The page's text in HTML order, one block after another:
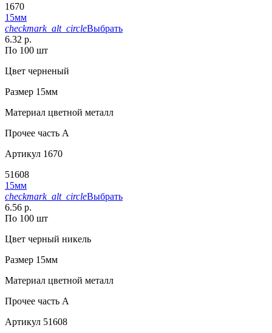
1670
15мм
checkmark_alt_circleВыбрать
6.32 р.
По 100 шт
Цвет черненый
Размер 15мм
Материал цветной металл
Прочее часть A
Артикул 1670
51608
15мм
checkmark_alt_circleВыбрать
6.56 р.
По 100 шт
Цвет черный никель
Размер 15мм
Материал цветной металл
Прочее часть A
Артикул 51608